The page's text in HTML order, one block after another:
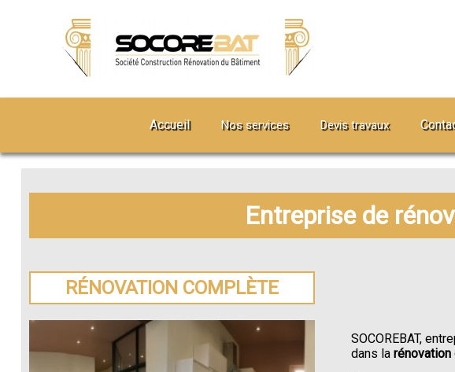
Accueil Nos services Devis travaux
Entreprise de
RÉNOVATION COMPLÈTE
SOCOREBAT,
dans la rénovation